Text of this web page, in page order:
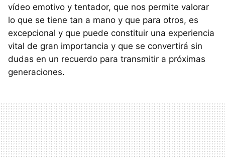
vídeo emotivo y tentador, que nos permite valorar
lo que se tiene tan a mano y que para otros, es
excepcional y que puede constituir una experiencia
vital de gran importancia y que se convertirá sin
dudas en un recuerdo para transmitir a próximas
generaciones.